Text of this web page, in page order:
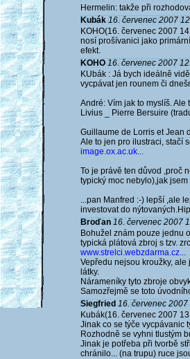
Hermelin: takže při
Kubák 16. červenec 2007
KOHO(16. červenec 2007
nosí prošívanici jako
efekt.
KOHO 16. červenec 2007
KUbák : Já bych ideálně
vycpávat jen rounem či
André: Vím jak to myslíš.
Livius _ Pierre Bersuire
Guillaume de Lorris et Jean
Ale to jen pro ilustraci, stačí
image.ox.ac.uk...
To je právě ten důvod ,proč
typický moc nebylo),jak
...pan Manfred :-) lepší ,ale
investovat do
Broďan 16. červenec 2007
Bohužel znám pouze jednu
typická plátová zbroj s tzv.
www.strelci.webzdarma.cz...
Vepředu nejsou kroužky,
látky.
Nárameníky tyto zbroje
Samozřejmě se toto
Siegfried 16. červenec 2007
Kubák(16. červenec 2007
Jinak co se týče vycpávanic
Rozhodně se vyhni tlustým
Jinak je potřeba při tvorbě
chránilo... (na trupu) ruce